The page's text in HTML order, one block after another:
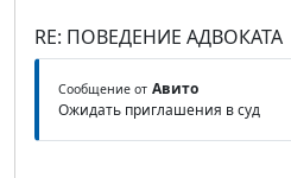
RE: ПОВЕДЕНИЕ АДВОКАТА
Сообщение от Авито
Ожидать приглашения в суд